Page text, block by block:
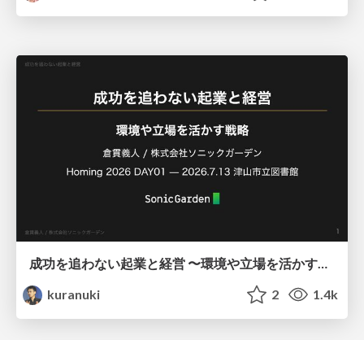
成功を追わない起業と経営 〜環境や立場を活かす戦略（Homing 2026）
kuranuki
2 1.4k